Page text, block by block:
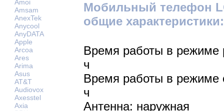
Amoi
Amsam
AnexTek
Anycool
AnyDATA
Apple
Arcoa
Ares
Arima
Asus
AT&T
Audiovox
Axesstel
Axia
Мобильный телефон
общие характеристики:
Время работы в режиме
ч
Время работы в режиме
ч
Антенна: наружная